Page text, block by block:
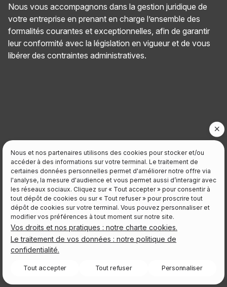
Nous vous accompagnons dans la gestion juridique de
votre entreprise en prenant en charge l’ensemble des
formalités courantes et exceptionnelles, afin de garantir
leur conformité avec la législation en vigueur et de vous
libérer des contraintes administratives.
Nous et nos partenaires utilisons des cookies pour stocker et/ou
accéder à des informations sur votre terminal. Le traitement de
certaines données personnelles permet d'améliorer notre offre via
l'analyse, la mesure d'audience et vous permet aussi d’interagir avec
les réseaux sociaux. Cliquez sur « Tout accepter » pour consentir à
tout dépôt de cookies ou sur « Tout refuser » pour proscrire tout
dépôt de cookies sur votre terminal. Vous pouvez personnaliser et
modifier vos préférences à tout moment sur notre site.
Vos droits et nos pratiques : notre charte cookies.
Le traitement de vos données : notre politique de
confidentialité.
Tout accepter Tout refuser Personnaliser